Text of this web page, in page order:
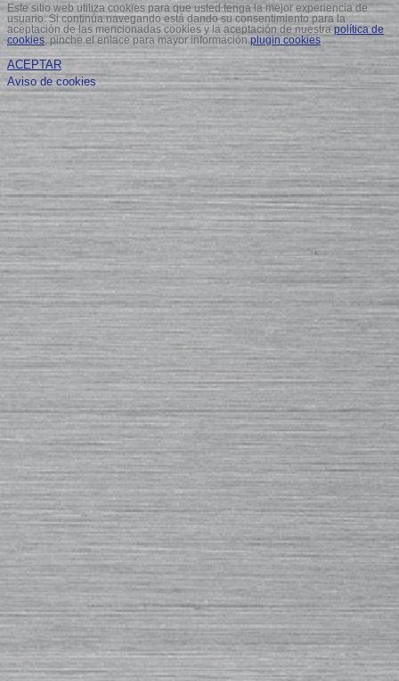
Este sitio web utiliza cookies para que usted tenga la mejor experiencia de
usuario. Si continúa navegando está dando su consentimiento para la
aceptación de las mencionadas cookies y la aceptación de nuestrapolítica de
cookies, pinche el enlace para mayor información.plugin cookies
ACEPTAR
Aviso de cookies